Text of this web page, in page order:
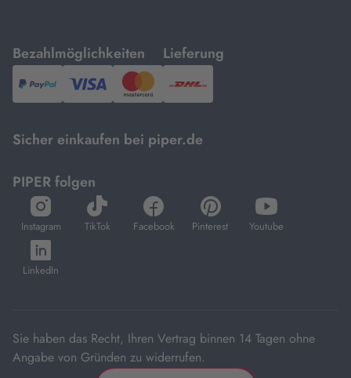
Bezahlmöglichkeiten
mit
PayPal,Visa
und
Lieferung
mit
DHL.
Sicher einkaufen bei piper.de
PIPER folgen
Instagram
öffnet
in
neuem
Tab
TikTok
öffnet
in
Facebook
öffnet
in
Pinterest
öffnet
in
Youtube
öffnet
in
LinkedIn
öffnet
in
Sie haben das Recht, Ihren Vertrag binnen 14 Tagen ohne
Angabe von Gründen zu widerrufen.